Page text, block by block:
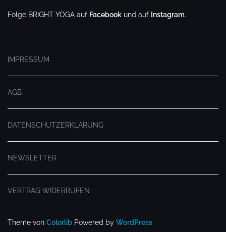
Folge BRIGHT YOGA auf Facebook und auf Instagram.
IMPRESSUM
AGB
DATENSCHUTZERKLÄRUNG
NEWSLETTER
VERTRAG WIDERRUFEN
Theme von Colorlib Powered by WordPress